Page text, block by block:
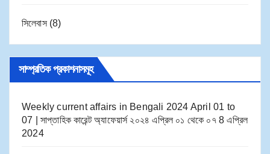
সিলেবাস(8)
সাম্প্রতিক প্রকাশনাসমূহ
Weekly current affairs in Bengali 2024 April 01 to
07 | সাপ্তাহিক কারেন্ট অ্যাফেয়ার্স ২০২৪ এপ্রিল ০১ থেকে ০৭ 8 এপ্রিল
2024